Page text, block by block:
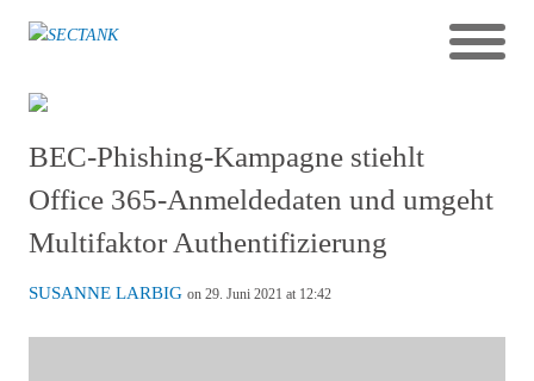
BEC-Phishing-Kampagne stiehlt
Office 365-Anmeldedaten und umgeht
Multifaktor Authentifizierung
SUSANNE LARBIG on 29. Juni 2021 at 12:42